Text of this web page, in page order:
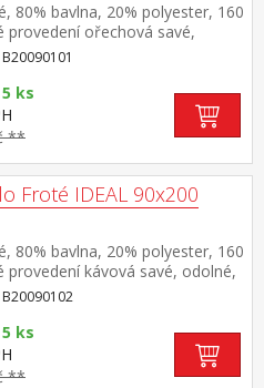
80% bavlna, 20% polyester, 160
provedení ořechová savé,
obšito gumou pro
25 cm pratelné do 40 °C
5 ks
**
Froté IDEAL 90x200
80% bavlna, 20% polyester, 160
provedení kávová savé, odolné,
obšito gumou pro matrace do
do 40 °C
5 ks
**